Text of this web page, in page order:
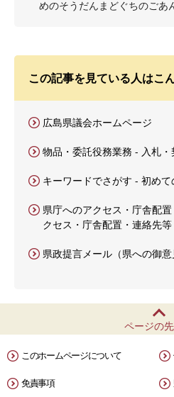
めのそうだんまどぐちのごあ
この記事を見ている人はこ
広島県議会ホームページ
物品・委託役務業務 - 入札
キーワードでさがす - 初めて
県庁へのアクセス・庁舎配
クセス・庁舎配置・連絡先等
県政提言メール（県への御意
ページの
このホームページについて
免責事項